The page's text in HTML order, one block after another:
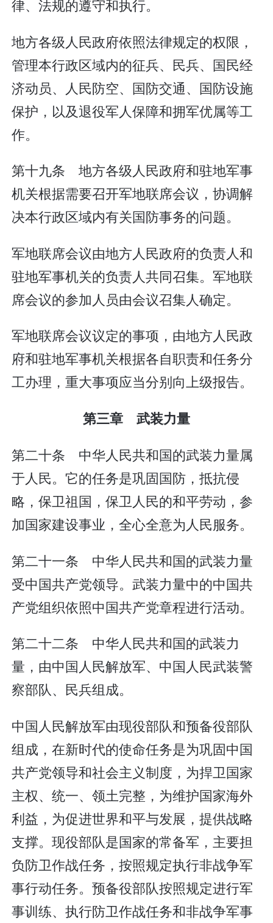
律、法规的遵守和执行。
地方各级人民政府依照法律规定的权限，
管理本行政区域内的征兵、民兵、国民经
济动员、人民防空、国防交通、国防设施
保护，以及退役军人保障和拥军优属等工
作。
第十九条 地方各级人民政府和驻地军事
机关根据需要召开军地联席会议，协调解
决本行政区域内有关国防事务的问题。
军地联席会议由地方人民政府的负责人和
驻地军事机关的负责人共同召集。军地联
席会议的参加人员由会议召集人确定。
军地联席会议议定的事项，由地方人民政
府和驻地军事机关根据各自职责和任务分
工办理，重大事项应当分别向上级报告。
第三章 武装力量
第二十条 中华人民共和国的武装力量属
于人民。它的任务是巩固国防，抵抗侵
略，保卫祖国，保卫人民的和平劳动，参
加国家建设事业，全心全意为人民服务。
第二十一条 中华人民共和国的武装力量
受中国共产党领导。武装力量中的中国共
产党组织依照中国共产党章程进行活动。
第二十二条 中华人民共和国的武装力
量，由中国人民解放军、中国人民武装警
察部队、民兵组成。
中国人民解放军由现役部队和预备役部队
组成，在新时代的使命任务是为巩固中国
共产党领导和社会主义制度，为捍卫国家
主权、统一、领土完整，为维护国家海外
利益，为促进世界和平与发展，提供战略
支撑。现役部队是国家的常备军，主要担
负防卫作战任务，按照规定执行非战争军
事行动任务。预备役部队按照规定进行军
事训练、执行防卫作战任务和非战争军事